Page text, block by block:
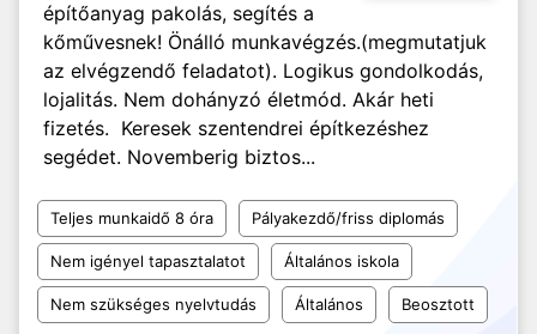
építőanyag pakolás, segítés a
kőművesnek! Önálló munkavégzés.(megmutatjuk
az elvégzendő feladatot). Logikus gondolkodás,
lojalitás. Nem dohányzó életmód. Akár heti
fizetés. Keresek szentendrei építkezéshez
segédet. Novemberig biztos...
Teljes munkaidő 8 óra Pályakezdő/friss diplomás
Nem igényel tapasztalatot Általános iskola
Nem szükséges nyelvtudás Általános Beosztott